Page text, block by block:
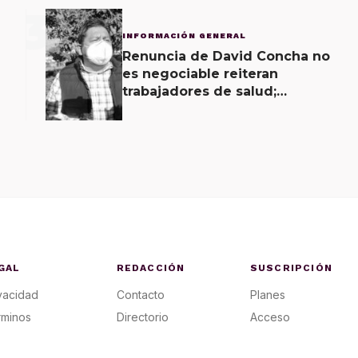
3 INFORMACIÓN GENERAL
Renuncia de David Concha no
es negociable reiteran
trabajadores de salud;
REDACCIÓN
Contacto
Directorio
SUSCRIPCIÓN
Planes
Acceso